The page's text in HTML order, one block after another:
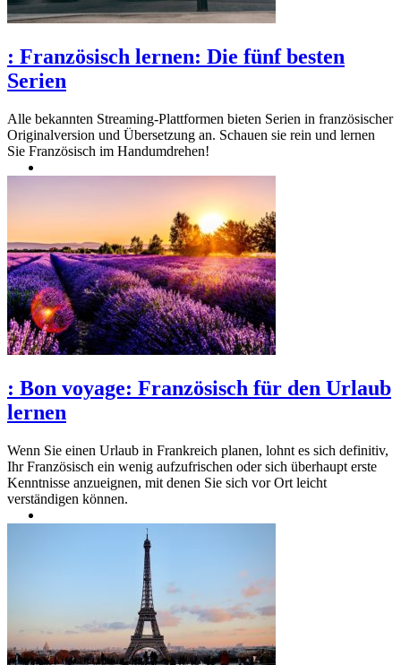
: Französisch lernen: Die fünf besten
Serien
Alle bekannten Streaming-Plattformen bieten Serien in französischer
Originalversion und Übersetzung an. Schauen sie rein und lernen
Sie Französisch im Handumdrehen!
: Bon voyage: Französisch für den Urlaub
lernen
Wenn Sie einen Urlaub in Frankreich planen, lohnt es sich definitiv,
Ihr Französisch ein wenig aufzufrischen oder sich überhaupt erste
Kenntnisse anzueignen, mit denen Sie sich vor Ort leicht
verständigen können.